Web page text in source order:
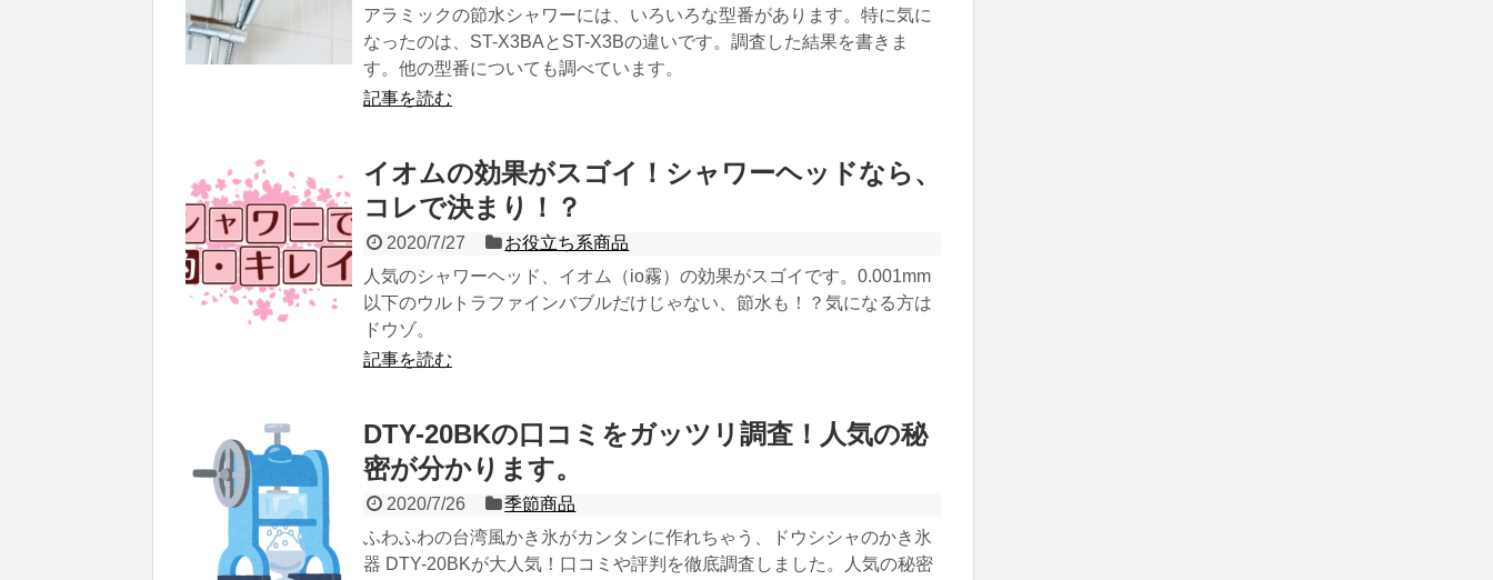
アラミックの節水シャワーには、いろいろな型番があります。特に気に
なったのは、ST-X3BAとST-X3Bの違いです。調査した結果を書きま
す。他の型番についても調べています。
記事を読む
イオムの効果がスゴイ！シャワーヘッドなら、
コレで決まり！？
2020/7/27
お役立ち系商品
人気のシャワーヘッド、イオム（io霧）の効果がスゴイです。0.001mm
以下のウルトラファインバブルだけじゃない、節水も！？気になる方は
ドウゾ。
記事を読む
DTY-20BKの口コミをガッツリ調査！人気の秘
密が分かります。
2020/7/26
季節商品
ふわふわの台湾風かき氷がカンタンに作れちゃう、ドウシシャのかき氷
器 DTY-20BKが大人気！口コミや評判を徹底調査しました。人気の秘密